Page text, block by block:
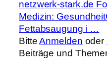
Forum-
Breadcrumbs
–
Du
bist
netzwerk-stark.de
Medizin: Gesundheit
Fettabsaugung i …
BitteAnmelden oder
Beiträge und